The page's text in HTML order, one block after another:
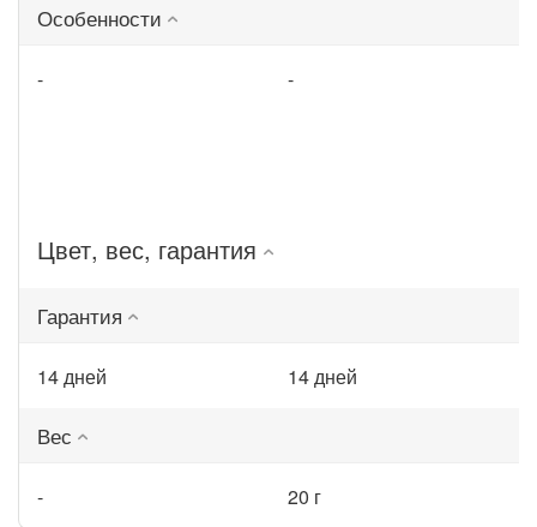
Особенности
- -
Цвет, вес, гарантия
Гарантия
14 дней 14 дней
Вес
- 20 г